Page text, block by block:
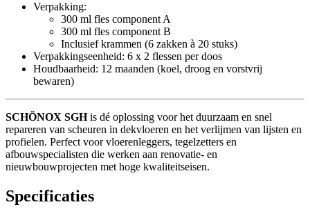
Verpakking:
300 ml fles component A
300 ml fles component B
Inclusief krammen (6 zakken à 20 stuks)
Verpakkingseenheid: 6 x 2 flessen per doos
Houdbaarheid: 12 maanden (koel, droog en vorstvrij
bewaren)
SCHÖNOX SGHis dé oplossing voor het duurzaam en snel
repareren van scheuren in dekvloeren en het verlijmen van lijsten en
profielen. Perfect voor vloerenleggers, tegelzetters en
afbouwspecialisten die werken aan renovatie- en
nieuwbouwprojecten met hoge kwaliteitseisen.
Specificaties